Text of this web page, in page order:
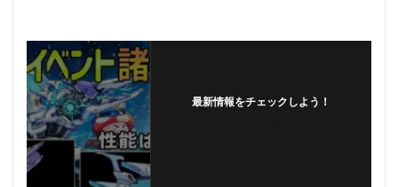
最新情報をチェックしよう！